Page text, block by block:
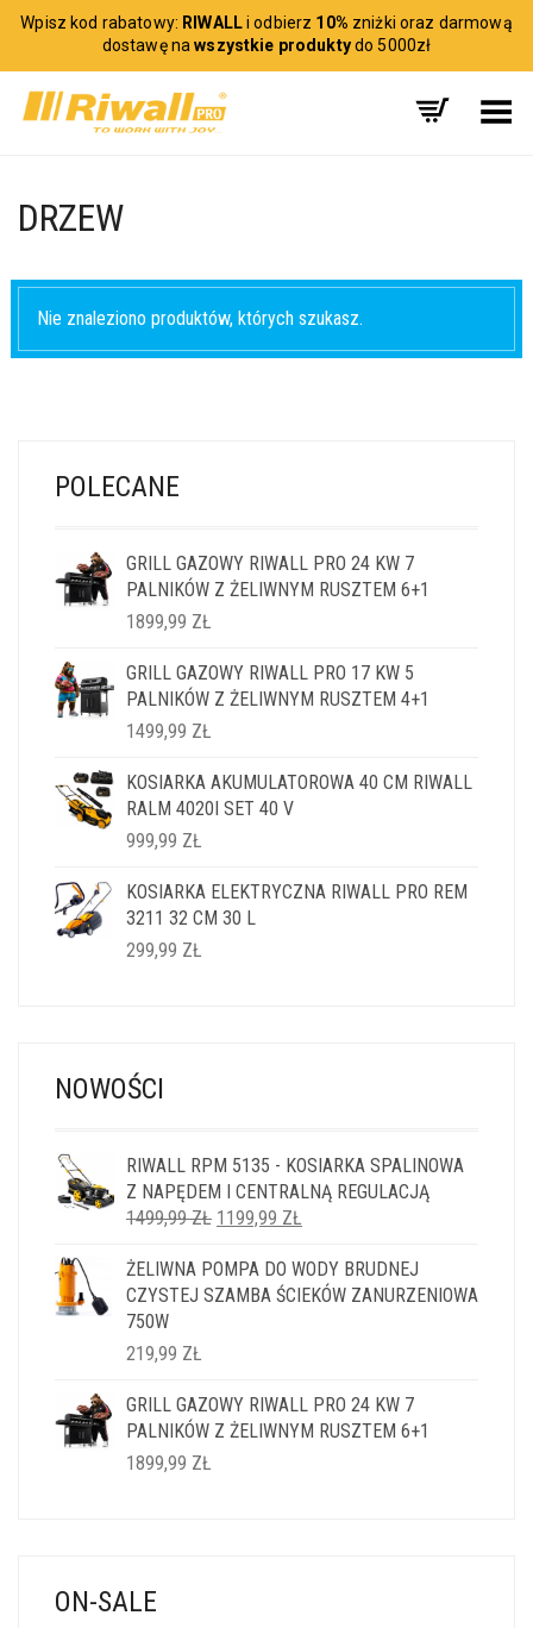
Wpisz kod rabatowy: RIWALLi odbierz 10% zniżki oraz darmową
dostawę nawszystkie produktydo 5000zł
Toggle Menu
DRZEW
Nie znaleziono produktów, których szukasz.
POLECANE
GRILL GAZOWY RIWALL PRO 24 KW 7
PALNIKÓW Z ŻELIWNYM RUSZTEM 6+1
1899,99 ZŁ
GRILL GAZOWY RIWALL PRO 17 KW 5
PALNIKÓW Z ŻELIWNYM RUSZTEM 4+1
1499,99 ZŁ
KOSIARKA AKUMULATOROWA 40 CM RIWALL
RALM 4020I SET 40 V
999,99 ZŁ
KOSIARKA ELEKTRYCZNA RIWALL PRO REM
3211 32 CM 30 L
299,99 ZŁ
NOWOŚCI
RIWALL RPM 5135 - KOSIARKA SPALINOWA
Z NAPĘDEM I CENTRALNĄ REGULACJĄ
1499,99ZŁ PIERWOTNA
WYNOSIŁA:
1499,99 ZŁ.
1199,99 ZŁ
WYNOSI:
1199,99 ZŁ.
ŻELIWNA POMPA DO WODY BRUDNEJ
CZYSTEJ SZAMBA ŚCIEKÓW ZANURZENIOWA
750W
219,99 ZŁ
GRILL GAZOWY RIWALL PRO 24 KW 7
PALNIKÓW Z ŻELIWNYM RUSZTEM 6+1
1899,99 ZŁ
ON-SALE